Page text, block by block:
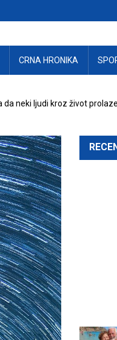
CRNA HRONIKA
neki ljudi kroz život